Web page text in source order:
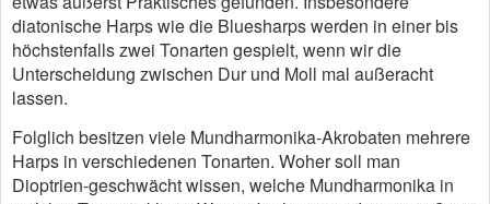
diatonische Harps wie die Bluesharps werden in einer bis
höchstenfalls zwei Tonarten gespielt, wenn wir die
Unterscheidung zwischen Dur und Moll mal außeracht
lassen.
Folglich besitzen viele Mundharmonika-Akrobaten mehrere
Harps in verschiedenen Tonarten. Woher soll man
Dioptrien-geschwächt wissen, welche Mundharmonika in